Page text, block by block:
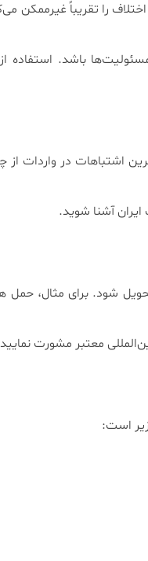
را تقریباً غیرممکن
باشد. استفاده
اشتباهات در واردات
شود. برای مثال، حمل
معتبر مشورت
زیر است: